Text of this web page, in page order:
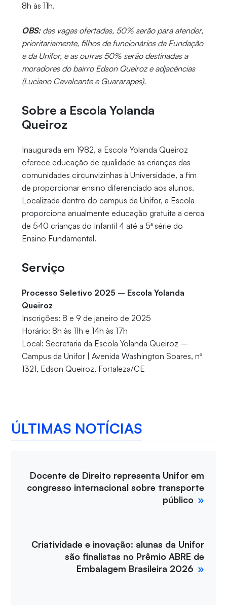
8h às 11h.
OBS:das vagas ofertadas, 50% serão para atender,
prioritariamente, filhos de funcionários da Fundação
e da Unifor, e as outras 50% serão destinadas a
moradores do bairro Edson Queiroz e adjacências
(Luciano Cavalcante e Guararapes).
Sobre a Escola Yolanda
Queiroz
Inaugurada em 1982, a Escola Yolanda Queiroz
oferece educação de qualidade às crianças das
comunidades circunvizinhas à Universidade, a fim
de proporcionar ensino diferenciado aos alunos.
Localizada dentro do campus da Unifor, a Escola
proporciona anualmente educação gratuita a cerca
de 540 crianças do Infantil 4 até a 5ª série do
Ensino Fundamental.
Serviço
Processo Seletivo 2025 – Escola Yolanda
Queiroz
Inscrições: 8 e 9 de janeiro de 2025
Horário: 8h às 11h e 14h às 17h
Local: Secretaria da Escola Yolanda Queiroz –
Campus da Unifor | Avenida Washington Soares, nº
1321, Edson Queiroz, Fortaleza/CE
ÚLTIMAS NOTÍCIAS
Docente de Direito representa Unifor em
congresso internacional sobre transporte
público
Criatividade e inovação: alunas da Unifor
são finalistas no Prêmio ABRE de
Embalagem Brasileira 2026